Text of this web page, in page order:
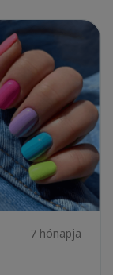
7 hónapja